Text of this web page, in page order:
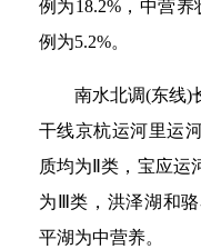
例为18.2%，中营
例为5.2%。
南水北调(东线)
干线京杭运河里运
质均为Ⅱ类，宝应运
为Ⅲ类，洪泽湖和
平湖为中营养。